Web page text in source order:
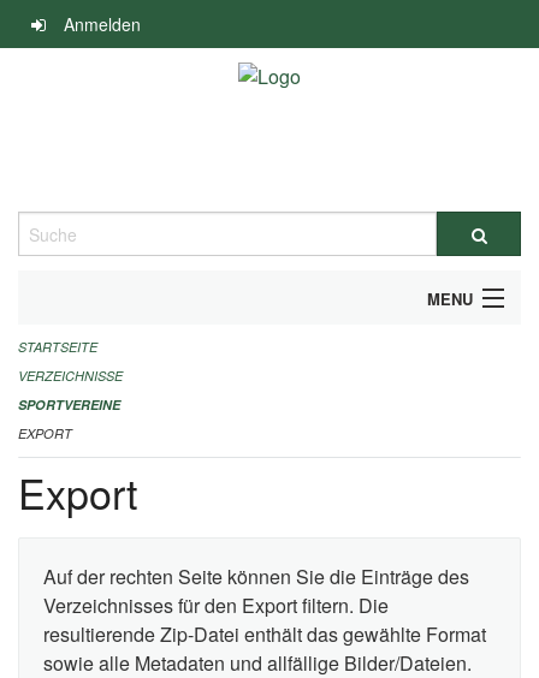
Navigation
überspringen
Anmelden
Suche
MENU
ALLGEMEINE INFORMATIONEN
FINANZIELLE UNTERSTÜTZUNG BENÖTIGT?
KONTAKT
STARTSEITE
VERZEICHNISSE
SPORTVEREINE
EXPORT
Export
Auf der rechten Seite können Sie die Einträge des
Verzeichnisses für den Export filtern. Die
resultierende Zip-Datei enthält das gewählte Format
sowie alle Metadaten und allfällige Bilder/Dateien.